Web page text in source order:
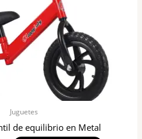
Juguetes
de equilibrio en Metal